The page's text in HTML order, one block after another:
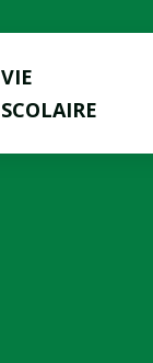
VIE
SCOLAIRE